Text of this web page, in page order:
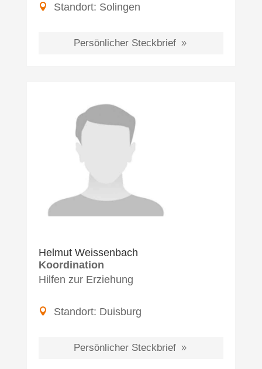
Standort: Solingen
Persönlicher Steckbrief
Helmut Weissenbach
Koordination
Hilfen zur Erziehung
Standort: Duisburg
Persönlicher Steckbrief